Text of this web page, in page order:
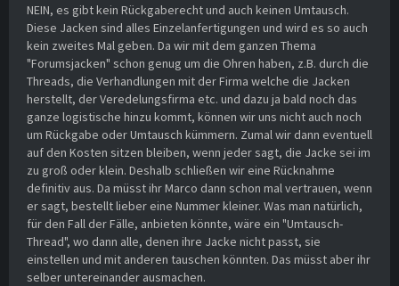
NEIN, es gibt kein Rückgaberecht und auch keinen Umtausch.
Diese Jacken sind alles Einzelanfertigungen und wird es so auch
kein zweites Mal geben. Da wir mit dem ganzen Thema
"Forumsjacken" schon genug um die Ohren haben, z.B. durch die
Threads, die Verhandlungen mit der Firma welche die Jacken
herstellt, der Veredelungsfirma etc. und dazu ja bald noch das
ganze logistische hinzu kommt, können wir uns nicht auch noch
um Rückgabe oder Umtausch kümmern. Zumal wir dann eventuell
auf den Kosten sitzen bleiben, wenn jeder sagt, die Jacke sei im
zu groß oder klein. Deshalb schließen wir eine Rücknahme
definitiv aus. Da müsst ihr Marco dann schon mal vertrauen, wenn
er sagt, bestellt lieber eine Nummer kleiner. Was man natürlich,
für den Fall der Fälle, anbieten könnte, wäre ein "Umtausch-
Thread", wo dann alle, denen ihre Jacke nicht passt, sie
einstellen und mit anderen tauschen könnten. Das müsst aber ihr
selber untereinander ausmachen.